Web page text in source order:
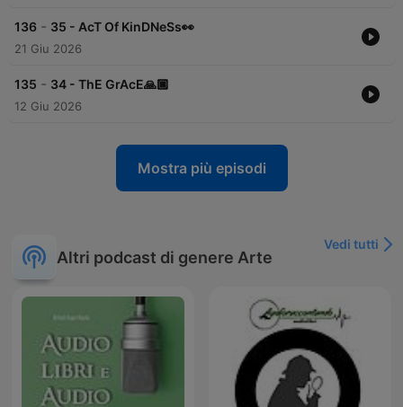
136 - 35 - AcT Of KinDNeSs👀
21 Giu 2026
135 - 34 - ThE GrAcE🙏🏿
12 Giu 2026
Mostra più episodi
Altri podcast di genere Arte
Vedi tutti